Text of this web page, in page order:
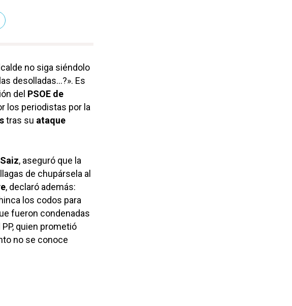
no siga siéndolo
desolladas…?». Es
del PSOE de
los periodistas por la
tras su ataque
, aseguró que la
de chupársela al
, declaró además:
los codos para
fueron condenadas
quien prometió
no se conoce